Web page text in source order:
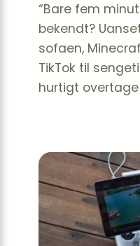
“Bare fem
bekendt?
sofaen,
TikTok til
hurtigt